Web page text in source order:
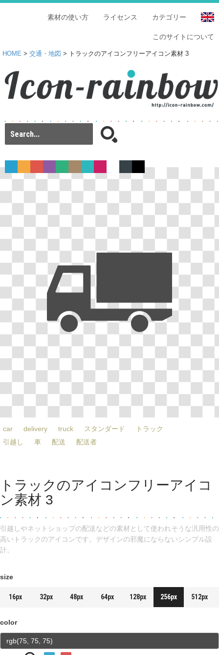
カテゴリー
ライセンス
素材の使い方
このサイトについて
HOME > 交通・地図 > トラックのアイコンフリーアイコン素材 3
car delivery truck スタンダード
トラック
引越し
車 配送 配送者
トラックのアイコンフリーアイコ
ン素材 3
引越しやネットショップの配送などの素材として使われそうな汎用性の
高いトラックのアイコンです。デザインの邪魔にならないシンプル設
計。
size
16px 32px 48px 64px 128px 256px 512px
color